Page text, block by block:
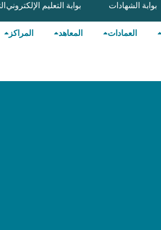
بوابة الشهادات بوابة التعليم الإلكتروني
العمادات المعاهد المراكز